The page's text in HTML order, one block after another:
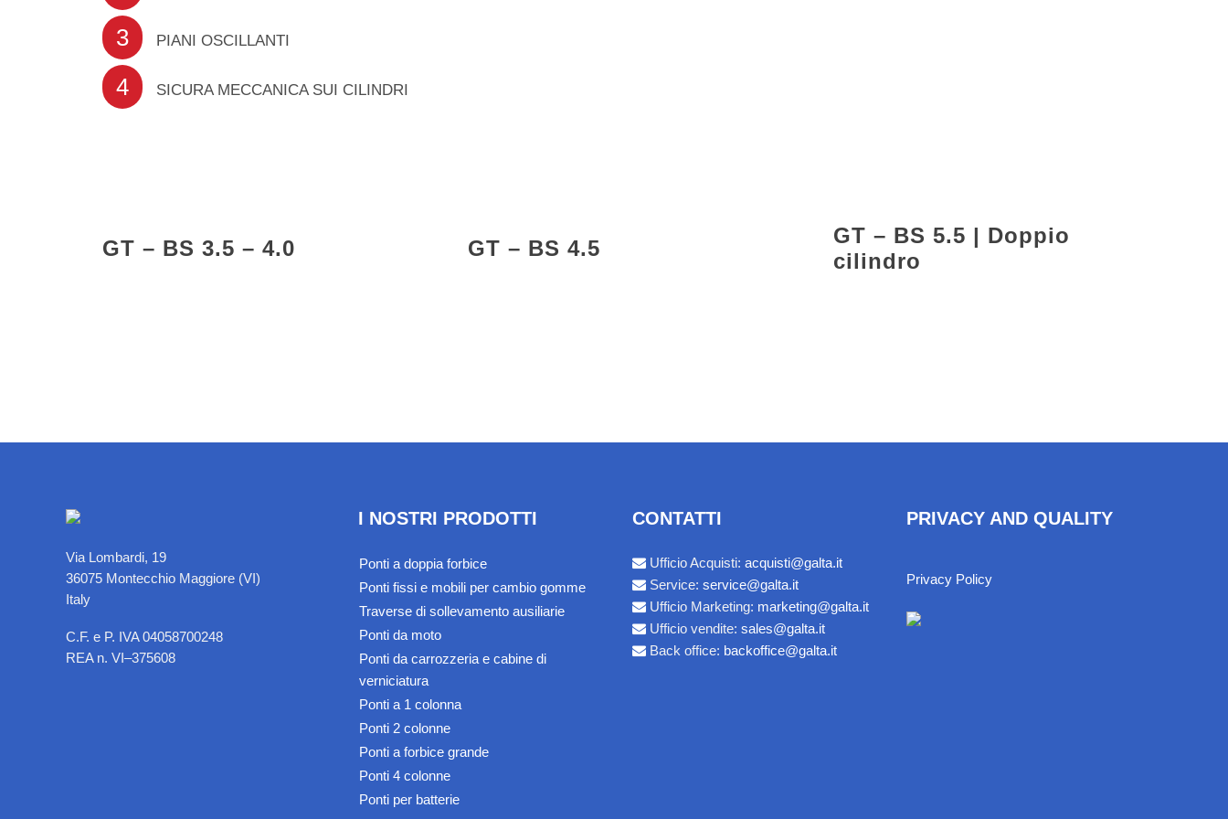
3
PIANI OSCILLANTI
4 SICURA MECCANICA SUI CILINDRI
GT – BS 3.5 – 4.0 GT – BS 4.5
GT – BS 5.5 | Doppio
cilindro
Via Lombardi, 19
36075 Montecchio Maggiore (VI)
Italy
C.F. e P. IVA 04058700248
REA n. VI–375608
I NOSTRI PRODOTTI
Ponti a doppia forbice
Ponti fissi e mobili per cambio gomme
Traverse di sollevamento ausiliarie
Ponti da moto
Ponti da carrozzeria e cabine di
verniciatura
Ponti a 1 colonna
Ponti 2 colonne
Ponti a forbice grande
Ponti 4 colonne
Ponti per batterie
CONTATTI
Ufficio Acquisti: acquisti@galta.it
Service: service@galta.it
Ufficio Marketing: marketing@galta.it
Ufficio vendite: sales@galta.it
Back office: backoffice@galta.it
PRIVACY AND QUALITY
Privacy Policy